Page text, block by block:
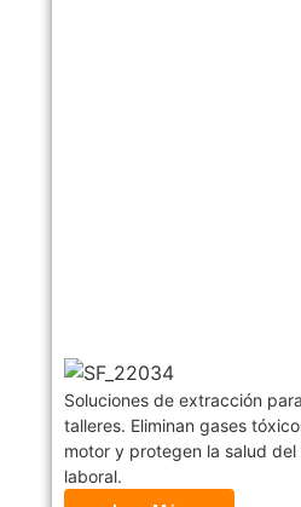
Soluciones de extracción
talleres. Eliminan gases
motor y protegen la salud
laboral.